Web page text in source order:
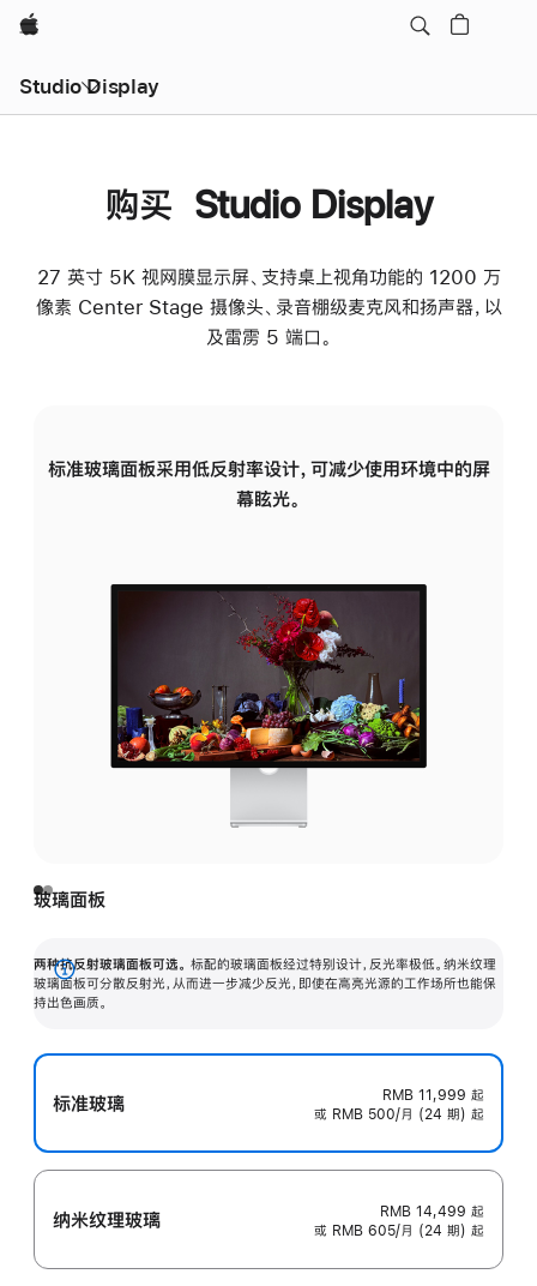
Apple
Studio Display
购买 Studio Display
27 英寸 5K 视网膜显示屏、支持桌上视角功能的 1200 万
像素 Center Stage 摄像头、录音棚级麦克风和扬声器，以
及雷雳 5 端口。
标准玻璃面板采用低反射率设计，可减少使用环境中的屏
幕眩光。
玻璃面板
两种抗反射玻璃面板可选。 标配的玻璃面板经过特别设计，反光率极低。纳米纹理
玻璃面板可分散反射光，从而进一步减少反光，即使在高亮光源的工作场所也能保
持出色画质。
展
开
标准玻璃 RMB 11,999 起
或 RMB 500/月 (24 期) 起
纳米纹理玻璃 RMB 14,499 起
或 RMB 605/月 (24 期) 起